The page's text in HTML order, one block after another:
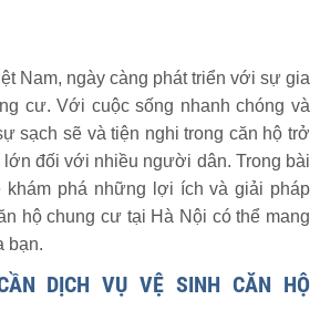
Nam, ngày càng phát triển với sự gia
cư. Với cuộc sống nhanh chóng và
sạch sẽ và tiện nghi trong căn hộ trở
lớn đối với nhiều người dân. Trong bài
khám phá những lợi ích và giải pháp
hộ chung cư tại Hà Nội có thể mang
bạn.
DỊCH VỤ VỆ SINH CĂN HỘ